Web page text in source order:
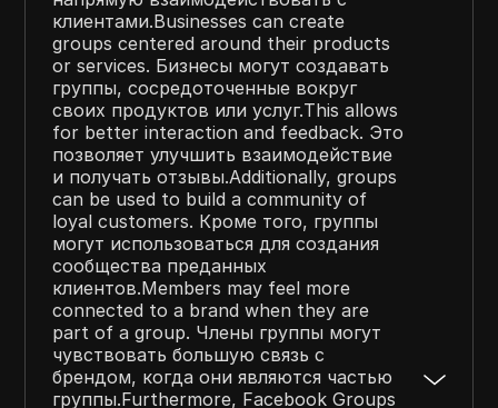
клиентами.Businesses can create
groups centered around their products
or services. Бизнесы могут создавать
группы, сосредоточенные вокруг
своих продуктов или услуг.This allows
for better interaction and feedback. Это
позволяет улучшить взаимодействие
и получать отзывы.Additionally, groups
can be used to build a community of
loyal customers. Кроме того, группы
могут использоваться для создания
сообщества преданных
клиентов.Members may feel more
connected to a brand when they are
part of a group. Члены группы могут
чувствовать большую связь с
брендом, когда они являются частью
группы.Furthermore, Facebook Groups